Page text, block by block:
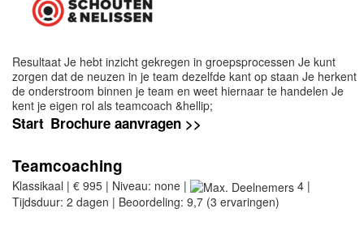
Resultaat Je hebt inzicht gekregen in groepsprocessen Je kunt
zorgen dat de neuzen in je team dezelfde kant op staan Je herkent
de onderstroom binnen je team en weet hiernaar te handelen Je
kent je eigen rol als teamcoach &hellip;
Start Brochure aanvragen >>
Teamcoaching
Klassikaal | € 995 | Niveau: none |
4 |
Tijdsduur: 2 dagen | Beoordeling: 9,7 (3 ervaringen)